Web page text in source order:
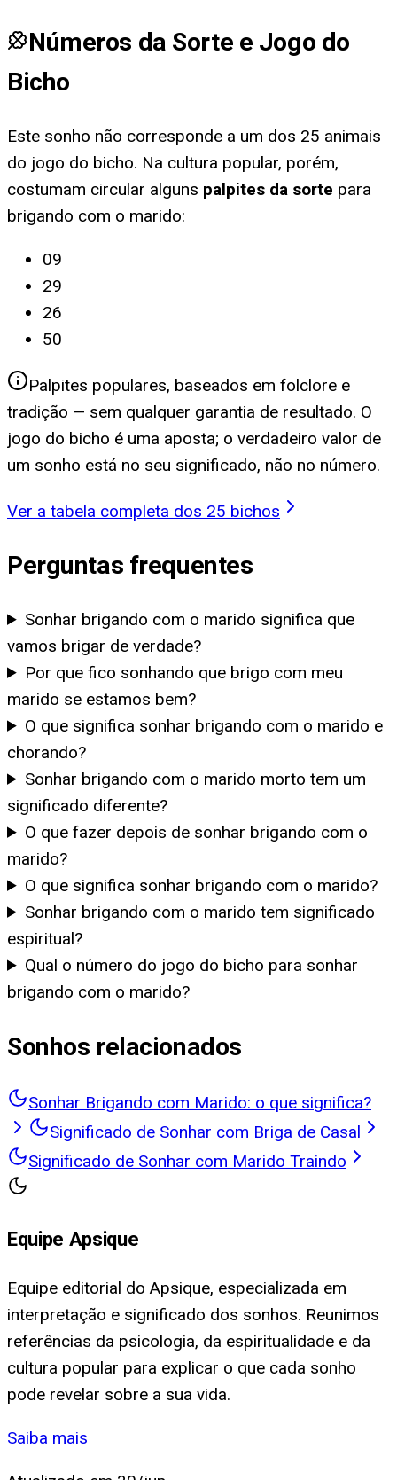
Números da Sorte e Jogo do
Bicho
Este sonho não corresponde a um dos 25 animais
do jogo do bicho. Na cultura popular, porém,
costumam circular alguns palpites da sorte para
brigando com o marido:
09
29
26
50
Palpites populares, baseados em folclore e
tradição — sem qualquer garantia de resultado. O
jogo do bicho é uma aposta; o verdadeiro valor de
um sonho está no seu significado, não no número.
Ver a tabela completa dos 25 bichos
Perguntas frequentes
Sonhar brigando com o marido significa que
vamos brigar de verdade?
Por que fico sonhando que brigo com meu
marido se estamos bem?
O que significa sonhar brigando com o marido e
chorando?
Sonhar brigando com o marido morto tem um
significado diferente?
O que fazer depois de sonhar brigando com o
marido?
O que significa sonhar brigando com o marido?
Sonhar brigando com o marido tem significado
espiritual?
Qual o número do jogo do bicho para sonhar
brigando com o marido?
Sonhos relacionados
Sonhar Brigando com Marido: o que significa?
Significado de Sonhar com Briga de Casal
Significado de Sonhar com Marido Traindo
Equipe Apsique
Equipe editorial do Apsique, especializada em
interpretação e significado dos sonhos. Reunimos
referências da psicologia, da espiritualidade e da
cultura popular para explicar o que cada sonho
pode revelar sobre a sua vida.
Saiba mais